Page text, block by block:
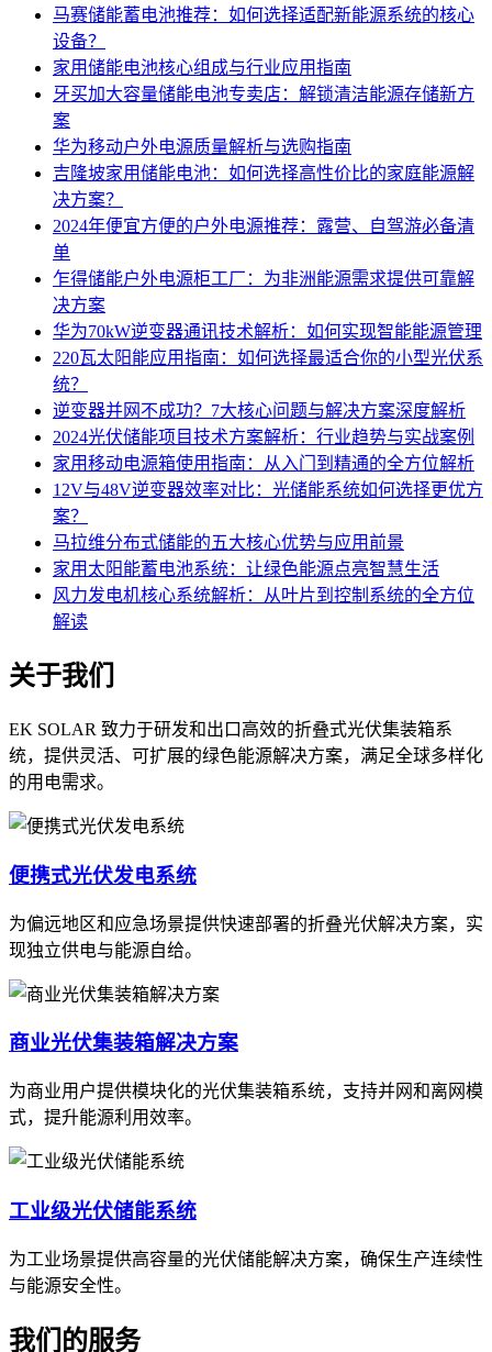
马赛储能蓄电池推荐：如何选择适配新能源系统的核心
设备？
家用储能电池核心组成与行业应用指南
牙买加大容量储能电池专卖店：解锁清洁能源存储新方
案
华为移动户外电源质量解析与选购指南
吉隆坡家用储能电池：如何选择高性价比的家庭能源解
决方案？
2024年便宜方便的户外电源推荐：露营、自驾游必备清
单
乍得储能户外电源柜工厂：为非洲能源需求提供可靠解
决方案
华为70kW逆变器通讯技术解析：如何实现智能能源管理
220瓦太阳能应用指南：如何选择最适合你的小型光伏系
统？
逆变器并网不成功？7大核心问题与解决方案深度解析
2024光伏储能项目技术方案解析：行业趋势与实战案例
家用移动电源箱使用指南：从入门到精通的全方位解析
12V与48V逆变器效率对比：光储能系统如何选择更优方
案？
马拉维分布式储能的五大核心优势与应用前景
家用太阳能蓄电池系统：让绿色能源点亮智慧生活
风力发电机核心系统解析：从叶片到控制系统的全方位
解读
关于我们
EK SOLAR 致力于研发和出口高效的折叠式光伏集装箱系
统，提供灵活、可扩展的绿色能源解决方案，满足全球多样化
的用电需求。
便携式光伏发电系统
为偏远地区和应急场景提供快速部署的折叠光伏解决方案，实
现独立供电与能源自给。
商业光伏集装箱解决方案
为商业用户提供模块化的光伏集装箱系统，支持并网和离网模
式，提升能源利用效率。
工业级光伏储能系统
为工业场景提供高容量的光伏储能解决方案，确保生产连续性
与能源安全性。
我们的服务